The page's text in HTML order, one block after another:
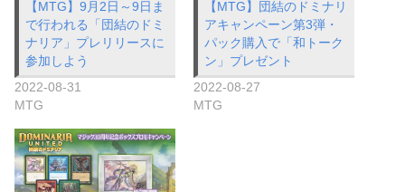
【MTG】9月2日～9日ま
で行われる「団結のドミ
ナリア」プレリリースに
参加しよう
2022-08-31
MTG
【MTG】団結のドミナリ
アキャンペーン第3弾・
パック購入で「和トーク
ン」プレゼント
2022-08-27
MTG